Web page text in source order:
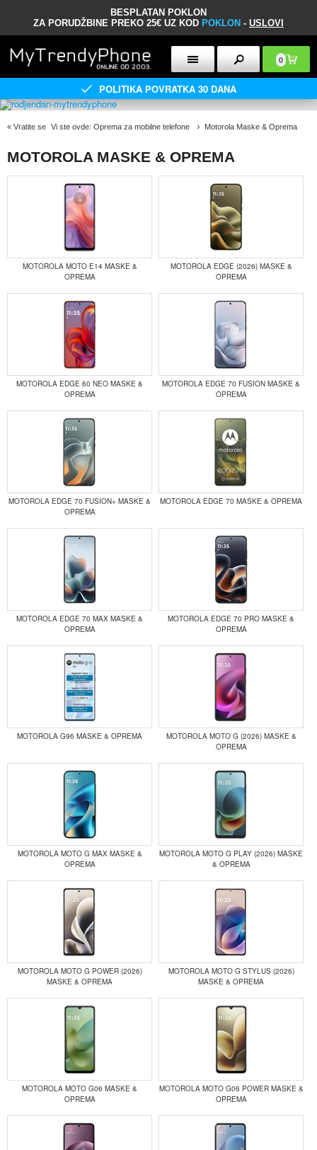
BESPLATAN POKLON
ZA PORUDŽBINE PREKO 25€ UZ KOD POKLON - USLOVI
0
POLITIKA POVRATKA 30 DANA
« Vratite se Vi ste ovde: Oprema za mobilne telefone Motorola Maske & Oprema
MOTOROLA MASKE & OPREMA
MOTOROLA MOTO E14 MASKE &
OPREMA
MOTOROLA EDGE (2026) MASKE &
OPREMA
MOTOROLA EDGE 60 NEO MASKE &
OPREMA
MOTOROLA EDGE 70 FUSION MASKE &
OPREMA
MOTOROLA EDGE 70 FUSION+ MASKE &
OPREMA
MOTOROLA EDGE 70 MASKE & OPREMA
MOTOROLA EDGE 70 MAX MASKE &
OPREMA
MOTOROLA EDGE 70 PRO MASKE &
OPREMA
MOTOROLA G96 MASKE & OPREMA
MOTOROLA MOTO G (2026) MASKE &
OPREMA
MOTOROLA MOTO G MAX MASKE &
OPREMA
MOTOROLA MOTO G PLAY (2026) MASKE
& OPREMA
MOTOROLA MOTO G POWER (2026)
MASKE & OPREMA
MOTOROLA MOTO G STYLUS (2026)
MASKE & OPREMA
MOTOROLA MOTO G06 MASKE &
OPREMA
MOTOROLA MOTO G06 POWER MASKE &
OPREMA